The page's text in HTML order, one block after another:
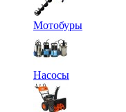
Мотобуры
Насосы